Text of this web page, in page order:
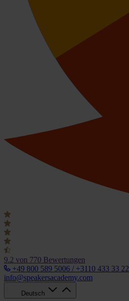
9.2 von 770 Bewertungen
+49 800 589 5006 / +3110 433 33 22
info@speakersacademy.com
Deutsch